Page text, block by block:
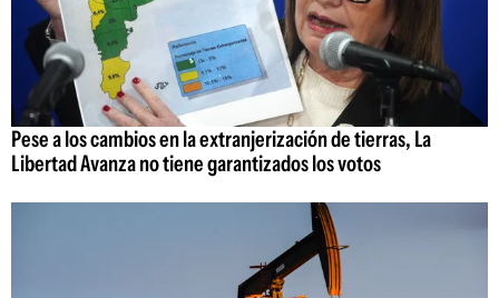
Pese a los cambios en la extranjerización de tierras, La
Libertad Avanza no tiene garantizados los votos